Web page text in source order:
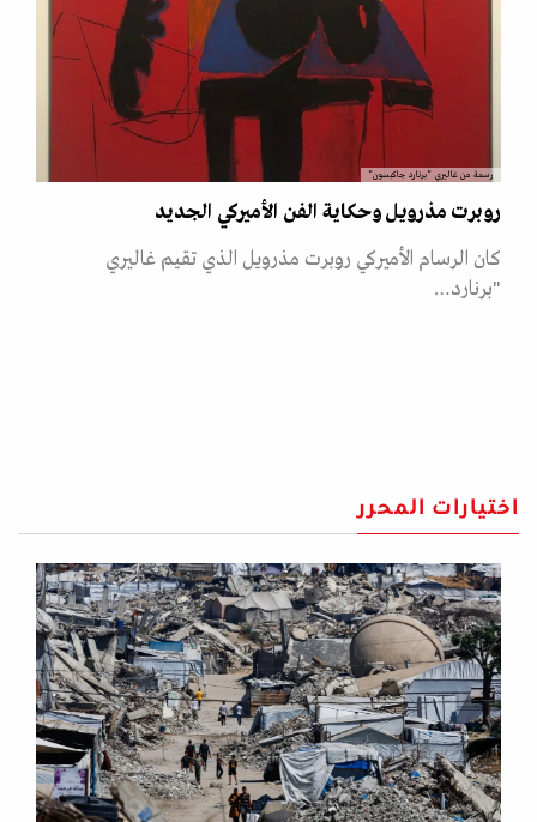
رسمة من غاليري "برنارد جاكبسون"
روبرت مذرويل وحكاية الفن الأميركي الجديد
كان الرسام الأميركي روبرت مذرويل الذي تقيم غاليري
"برنارد…
اختيارات المحرر